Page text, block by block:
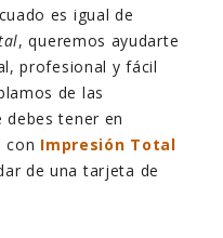
es igual de
, queremos ayudarte
profesional y fácil
de las
debes tener en
con Impresión Total
de una tarjeta de